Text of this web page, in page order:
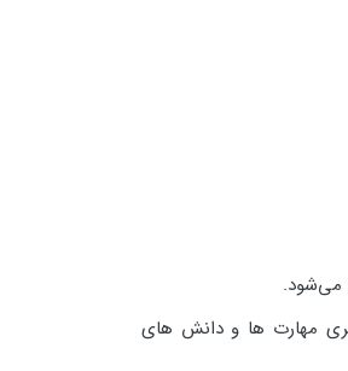
می‌شود.
مهارت ها و دانش های